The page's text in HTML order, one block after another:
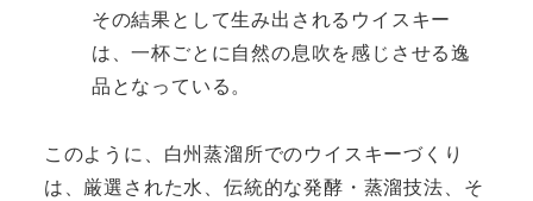
その結果として生み出されるウイスキー
は、一杯ごとに自然の息吹を感じさせる逸
品となっている。
このように、白州蒸溜所でのウイスキーづくり
は、厳選された水、伝統的な発酵・蒸溜技法、そ